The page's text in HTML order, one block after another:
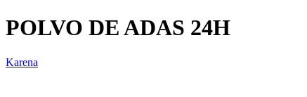
POLVO DE ADAS 24H
Karena